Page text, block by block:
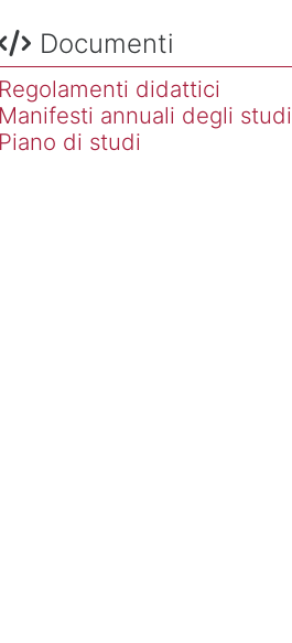
Documenti
Documenti
Regolamenti didattici
Manifesti annuali degli studi
Piano di studi